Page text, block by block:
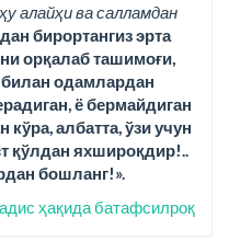
алайҳи ва салламдан
бирортангиз эрта
орқалаб ташимоғи,
одамлардан
ё бермайдиган
албатта, ўзи учун
яхшироқдир!..
бошланг!».
ҳақида батафсилроқ